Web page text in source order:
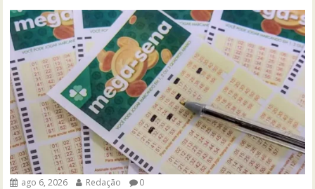
ago 6, 2026 Redação 0